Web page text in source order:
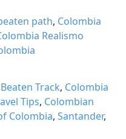
path, Colombia
Realismo
Track, Colombia
Tips, Colombian
Colombia, Santander,